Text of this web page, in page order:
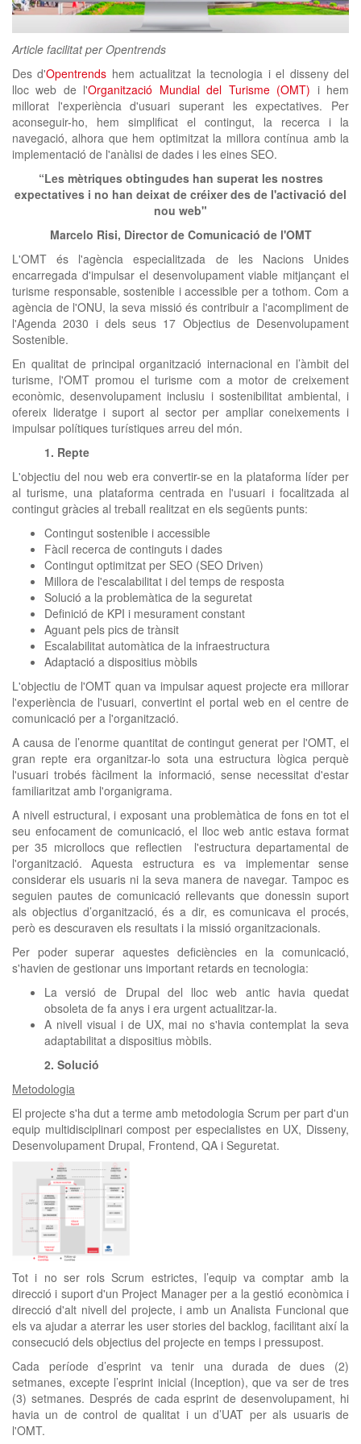
Article facilitat per Opentrends
Des d'Opentrends hem actualitzat la tecnologia i el disseny del
lloc web de l'Organització Mundial del Turisme (OMT) i hem
millorat l'experiència d'usuari superant les expectatives. Per
aconseguir-ho, hem simplificat el contingut, la recerca i la
navegació, alhora que hem optimitzat la millora contínua amb la
implementació de l'anàlisi de dades i les eines SEO.
“Les mètriques obtingudes han superat les nostres
expectatives i no han deixat de créixer des de l'activació del
nou web"
Marcelo Risi, Director de Comunicació de l'OMT
L'OMT és l'agència especialitzada de les Nacions Unides
encarregada d'impulsar el desenvolupament viable mitjançant el
turisme responsable, sostenible i accessible per a tothom. Com a
agència de l'ONU, la seva missió és contribuir a l'acompliment de
l'Agenda 2030 i dels seus 17 Objectius de Desenvolupament
Sostenible.
En qualitat de principal organització internacional en l’àmbit del
turisme, l'OMT promou el turisme com a motor de creixement
econòmic, desenvolupament inclusiu i sostenibilitat ambiental, i
ofereix lideratge i suport al sector per ampliar coneixements i
impulsar polítiques turístiques arreu del món.
1. Repte
L'objectiu del nou web era convertir-se en la plataforma líder per
al turisme, una plataforma centrada en l'usuari i focalitzada al
contingut gràcies al treball realitzat en els següents punts:
Contingut sostenible i accessible
Fàcil recerca de continguts i dades
Contingut optimitzat per SEO (SEO Driven)
Millora de l'escalabilitat i del temps de resposta
Solució a la problemàtica de la seguretat
Definició de KPI i mesurament constant
Aguant pels pics de trànsit
Escalabilitat automàtica de la infraestructura
Adaptació a dispositius mòbils
L'objectiu de l'OMT quan va impulsar aquest projecte era millorar
l'experiència de l'usuari, convertint el portal web en el centre de
comunicació per a l'organització.
A causa de l’enorme quantitat de contingut generat per l'OMT, el
gran repte era organitzar-lo sota una estructura lògica perquè
l'usuari trobés fàcilment la informació, sense necessitat d'estar
familiaritzat amb l'organigrama.
A nivell estructural, i exposant una problemàtica de fons en tot el
seu enfocament de comunicació, el lloc web antic estava format
per 35 microllocs que reflectien l'estructura departamental de
l'organització. Aquesta estructura es va implementar sense
considerar els usuaris ni la seva manera de navegar. Tampoc es
seguien pautes de comunicació rellevants que donessin suport
als objectius d’organització, és a dir, es comunicava el procés,
però es descuraven els resultats i la missió organitzacionals.
Per poder superar aquestes deficiències en la comunicació,
s'havien de gestionar uns important retards en tecnologia:
La versió de Drupal del lloc web antic havia quedat
obsoleta de fa anys i era urgent actualitzar-la.
A nivell visual i de UX, mai no s'havia contemplat la seva
adaptabilitat a dispositius mòbils.
2. Solució
Metodologia
El projecte s'ha dut a terme amb metodologia Scrum per part d'un
equip multidisciplinari compost per especialistes en UX, Disseny,
Desenvolupament Drupal, Frontend, QA i Seguretat.
Tot i no ser rols Scrum estrictes, l’equip va comptar amb la
direcció i suport d'un Project Manager per a la gestió econòmica i
direcció d'alt nivell del projecte, i amb un Analista Funcional que
els va ajudar a aterrar les user stories del backlog, facilitant així la
consecució dels objectius del projecte en temps i pressupost.
Cada període d’esprint va tenir una durada de dues (2)
setmanes, excepte l’esprint inicial (Inception), que va ser de tres
(3) setmanes. Després de cada esprint de desenvolupament, hi
havia un de control de qualitat i un d’UAT per als usuaris de
l'OMT.